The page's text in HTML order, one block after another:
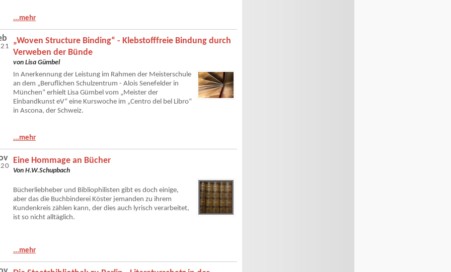
...mehr
„Woven Structure Binding“ - Klebstofffreie Bindung durch
Verweben der Bünde
von Lisa Gümbel
In Anerkennung der Leistung im Rahmen der Meisterschule
an dem „Beruflichen Schulzentrum - Alois Senefelder in
München“ erhielt Lisa Gümbel vom „Meister der
Einbandkunst eV“ eine Kurswoche im „Centro del bel Libro“
in Ascona, der Schweiz.
...mehr
Eine Hommage an Bücher
Von H.W.Schupbach
Bücherliebheber und Bibliophilisten gibt es doch einige,
aber das die Buchbinderei Köster jemanden zu ihrem
Kundenkreis zählen kann, der dies auch lyrisch verarbeitet,
ist so nicht alltäglich.
...mehr